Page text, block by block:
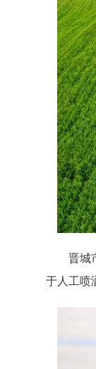
晋城市
于人工喷